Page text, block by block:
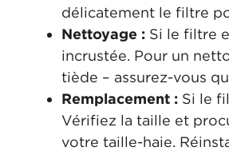
délicatement le filtre
Nettoyage : Si le filtre
incrustée. Pour un
tiède – assurez-vous
Remplacement : Si le
Vérifiez la taille et
votre taille-haie.